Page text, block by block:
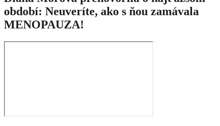
období: Neuveríte, ako s ňou zamávala
MENOPAUZA!